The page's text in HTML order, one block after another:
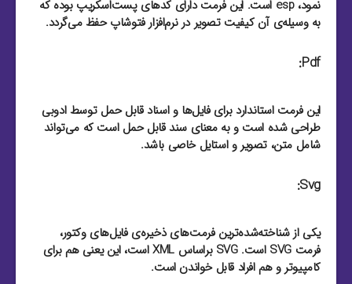
نمود، esp است. این فرمت دارای کد‌های پست‌اسکریپ بوده که
به وسیله‌ی آن کیفیت تصویر در نرم‌افزار فتوشاپ حفظ می‌گردد.
Pdf:
این فرمت استاندارد برای فایل‌‌ها و اسناد قابل حمل توسط ادوبی
طراحی شده است و به معنای سند قابل حمل است که می‌تواند
شامل متن، تصویر و استایل خاصی باشد.
Svg:
یکی از شناخته‌شده‌ترین فرمت‌های ذخیره‌ی فایل‌های وکتور،
فرمت SVG است. SVG براساس XML است، این یعنی هم برای
کامپیوتر و هم افراد قابل خواندن است.